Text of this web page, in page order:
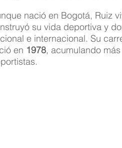
nació en Bogotá, Ruiz
su vida deportiva y
e internacional. Su
en 1978, acumulando